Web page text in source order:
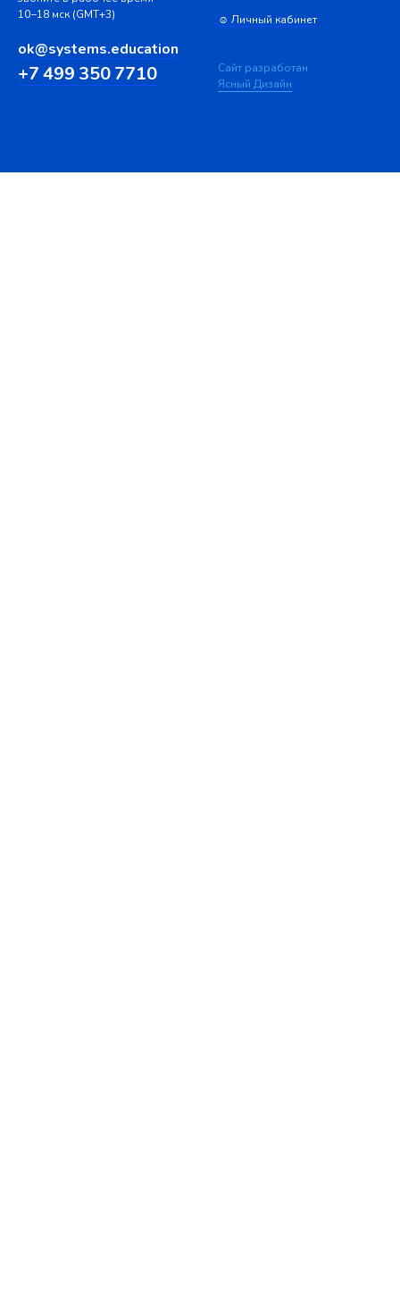
10−18 мск (GMT+3)
ok@systems.education
+7 499 350 7710
☺ Личный кабинет
Сайт разработан
Ясный Дизайн